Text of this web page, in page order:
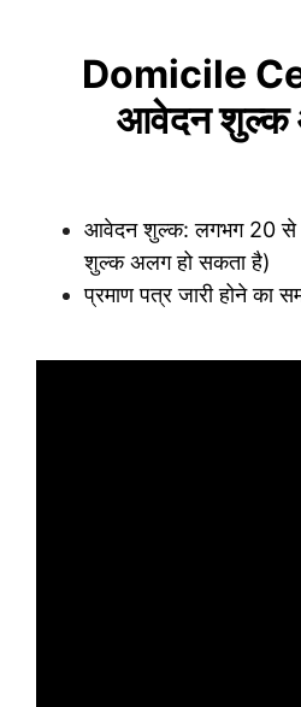
Domicile
आवेदन शुल्क
आवेदन शुल्क: लगभग 20 से
शुल्क अलग हो सकता है)
प्रमाण पत्र जारी होने का